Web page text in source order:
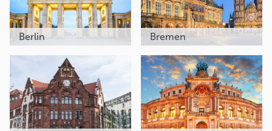
Berlin Bremen